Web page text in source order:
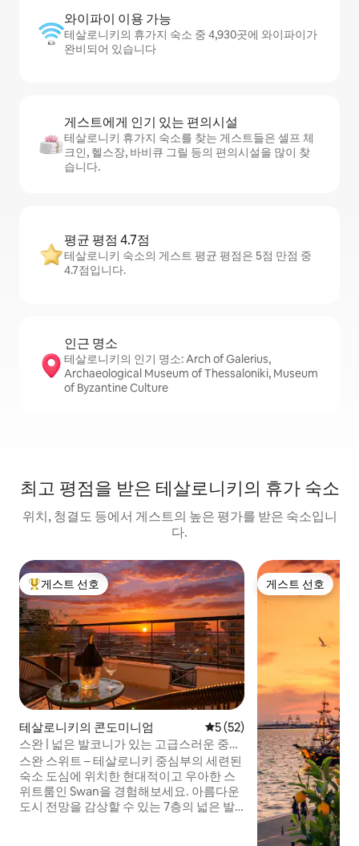
와이파이 이용 가능
테살로니키의 휴가지 숙소 중 4,930곳에 와이파이가
완비되어 있습니다
게스트에게 인기 있는 편의시설
테살로니키 휴가지 숙소를 찾는 게스트들은 셀프 체
크인, 헬스장, 바비큐 그릴 등의 편의시설을 많이 찾
습니다.
평균 평점 4.7점
테살로니키 숙소의 게스트 평균 평점은 5점 만점 중
4.7점입니다.
인근 명소
테살로니키의 인기 명소: Arch of Galerius,
Archaeological Museum of Thessaloniki, Museum
of Byzantine Culture
최고 평점을 받은 테살로니키의 휴가 숙소
위치, 청결도 등에서 게스트의 높은 평가를 받은 숙소입니
다.
상위 게스트 선호
게스트 선호
테살로니키의 콘도미니엄 평점 5점(5점 만점), 후기 52
5 (52)
스완 | 넓은 발코니가 있는 고급스러운 중심
부 숙소
스완 스위트 – 테살로니키 중심부의 세련된
숙소 도심에 위치한 현대적이고 우아한 스
위트룸인 Swan을 경험해보세요. 아름다운
도시 전망을 감상할 수 있는 7층의 넓은 발
게스트 선호
게스트 선호